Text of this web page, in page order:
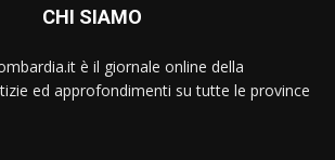
CHI SIAMO
è il giornale online della
ed approfondimenti su tutte le province